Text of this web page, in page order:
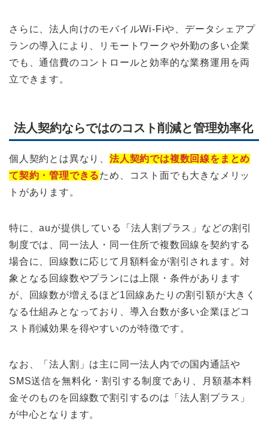
さらに、法人向けのモバイルWi-Fiや、データシェアプ
ランの導入により、リモートワークや外勤の多い企業
でも、通信費のコントロールと効率的な業務運用を両
立できます。
法人契約ならではのコスト削減と管理効率化
個人契約とは異なり、 法人契約では複数回線をまとめ
て契約・管理できるため、コスト面でも大きなメリッ
トがあります。
特に、auが提供している「法人割プラス」などの割引
制度では、同一法人・同一住所で複数回線を契約する
場合に、回線数に応じて月額料金が割引されます。対
象となる回線数やプランには上限・条件があります
が、回線数が増えるほど1回線あたりの割引額が大きく
なる仕組みとなっており、導入台数が多い企業ほどコ
スト削減効果を得やすいのが特徴です。
なお、「法人割」は主に同一法人内での国内通話や
SMS送信を無料化・割引する制度であり、月額基本料
金そのものを回線数で割引するのは「法人割プラス」
が中心となります。